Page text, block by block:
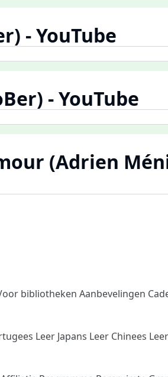
- YouTube
- YouTube
(Adrien
bibliotheken Aanbevelingen
Leer Japans Leer Chinees